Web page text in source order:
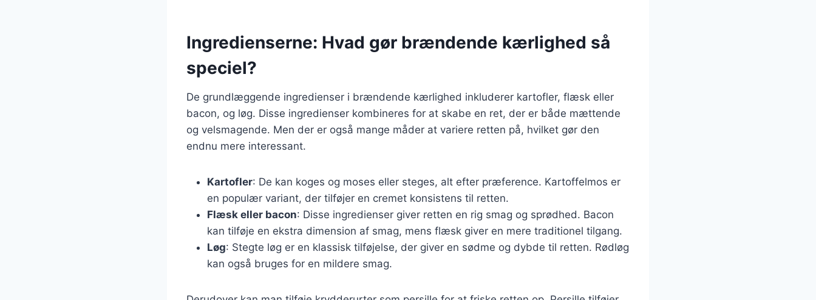
Ingredienserne: Hvad gør brændende kærlighed så
speciel?
De grundlæggende ingredienser i brændende kærlighed inkluderer kartofler, flæsk eller
bacon, og løg. Disse ingredienser kombineres for at skabe en ret, der er både mættende
og velsmagende. Men der er også mange måder at variere retten på, hvilket gør den
endnu mere interessant.
Kartofler: De kan koges og moses eller steges, alt efter præference. Kartoffelmos er
en populær variant, der tilføjer en cremet konsistens til retten.
Flæsk eller bacon: Disse ingredienser giver retten en rig smag og sprødhed. Bacon
kan tilføje en ekstra dimension af smag, mens flæsk giver en mere traditionel tilgang.
Løg: Stegte løg er en klassisk tilføjelse, der giver en sødme og dybde til retten. Rødløg
kan også bruges for en mildere smag.